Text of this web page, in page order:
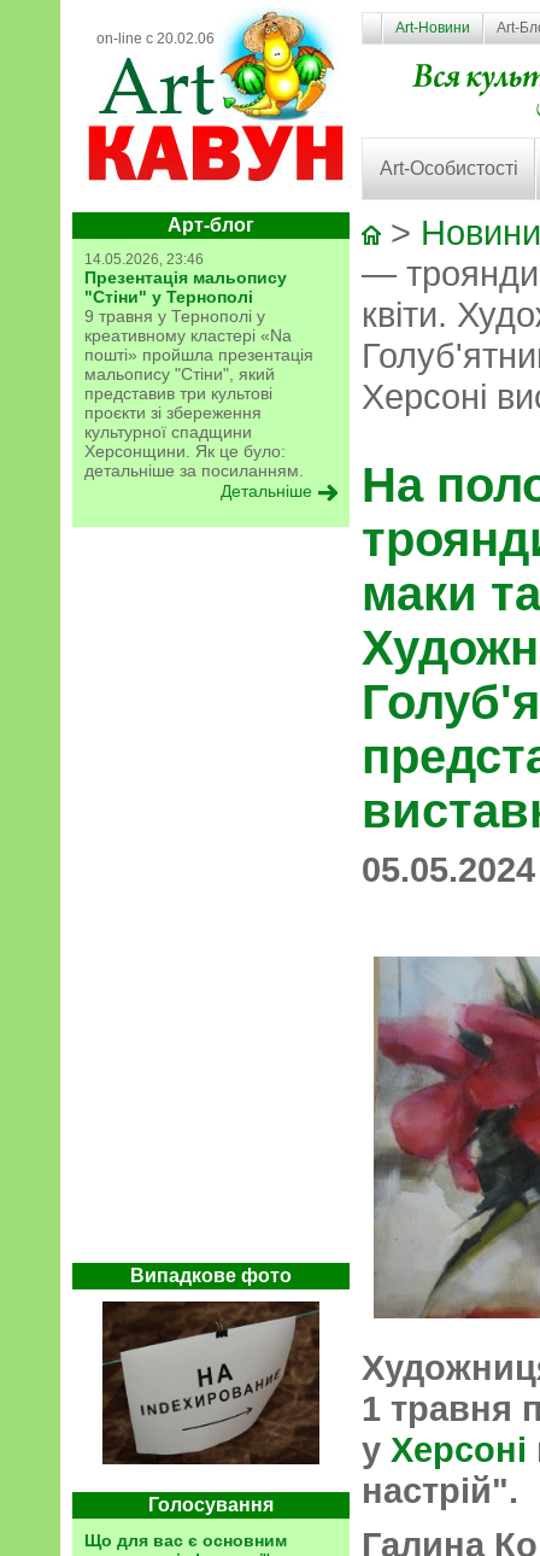
on-line с 20.02.06
Art-Новини Art-
Art-Особистості
Арт-блог
14.05.2026, 23:46
Презентація мальопису
"Стіни" у Тернополі
9 травня у Тернополі у
креативному кластері «Na
пошті» пройшла презентація
мальопису "Стіни", який
представив три культові
проєкти зі збереження
культурної спадщини
Херсонщини. Як це було:
детальніше за посиланням.
Детальніше
Випадкове фото
Голосування
Що для вас є основним
>
—
квіти.
Херсоні
На
маки
1 травня
у Херсоні
настрій".
Галина